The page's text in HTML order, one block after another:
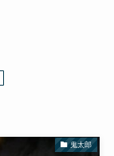
鬼太郎